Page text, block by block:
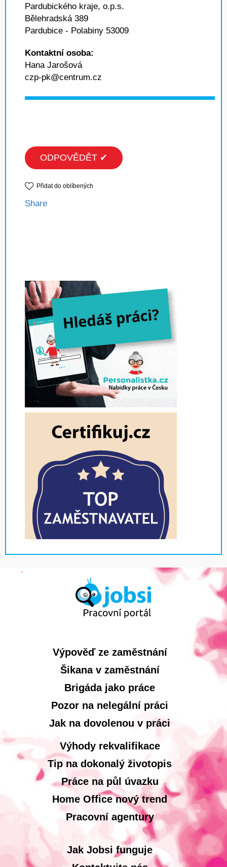
Pardubického kraje, o.p.s.
Bělehradská 389
Pardubice - Polabiny 53009
Kontaktní osoba:
Hana Jarošová
czp-pk@centrum.cz
ODPOVĚDĚT ✔
Přidat do oblíbených
Share
Výpověď ze zaměstnání
Šikana v zaměstnání
Brigáda jako práce
Pozor na nelegální práci
Jak na dovolenou v práci
Výhody rekvalifikace
Tip na dokonalý životopis
Práce na půl úvazku
Home Office nový trend
Pracovní agentury
Jak Jobsi funguje